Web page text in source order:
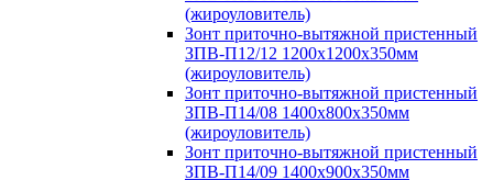
(жироуловитель)
Зонт приточно-вытяжной пристенный
ЗПВ-П12/12 1200х1200х350мм
(жироуловитель)
Зонт приточно-вытяжной пристенный
ЗПВ-П14/08 1400х800х350мм
(жироуловитель)
Зонт приточно-вытяжной пристенный
ЗПВ-П14/09 1400х900х350мм